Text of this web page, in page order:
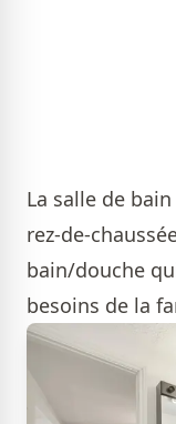
La salle de
rez-de-
bain/douche
besoins de la